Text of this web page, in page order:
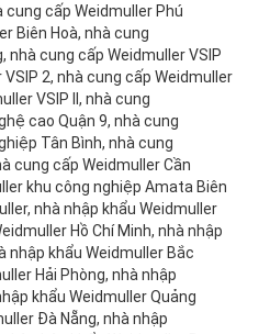
cung cấp Weidmuller Phú
Biên Hoà, nhà cung
nhà cung cấp Weidmuller VSIP
2, nhà cung cấp Weidmuller
VSIP II, nhà cung
cao Quận 9, nhà cung
Tân Bình, nhà cung
cung cấp Weidmuller Cần
khu công nghiệp Amata Biên
nhà nhập khẩu Weidmuller
Hồ Chí Minh, nhà nhập
nhập khẩu Weidmuller Bắc
Hải Phòng, nhà nhập
khẩu Weidmuller Quảng
Đà Nẵng, nhà nhập